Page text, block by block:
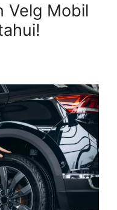
Velg Mobil